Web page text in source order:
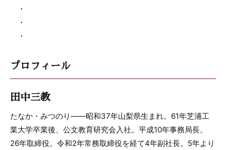
・
・
・
プロフィール
田中三教
たなか・みつのり――昭和37年山梨県生まれ。61年芝浦工
業大学卒業後、公文教育研究会入社。平成10年事務局長。
26年取締役。令和2年常務取締役を経て4年副社長。5年より